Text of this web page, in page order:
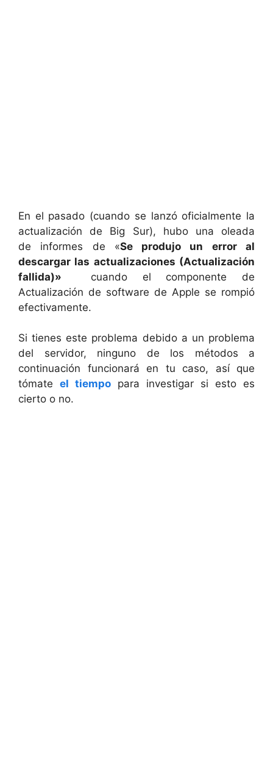
En el pasado (cuando se lanzó oficialmente la
actualización de Big Sur), hubo una oleada
de informes de «Se produjo un error al
descargar las actualizaciones (Actualización
fallida)»
cuando el componente de
Actualización de software de Apple se rompió
efectivamente.
Si tienes este problema debido a un problema
del servidor, ninguno de los métodos a
continuación funcionará en tu caso, así que
tómate el tiempo para investigar si esto es
cierto o no.